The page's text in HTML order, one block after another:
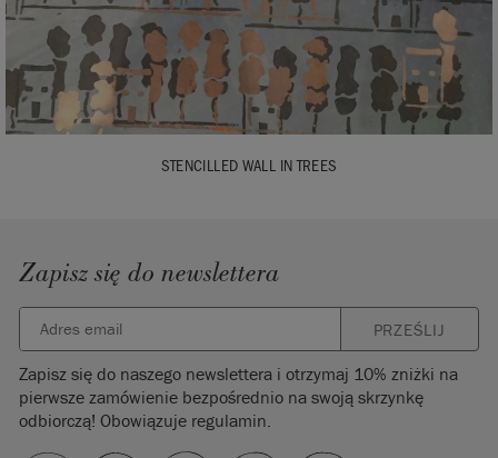
STENCILLED WALL IN TREES
Zapisz się do newslettera
PRZEŚLIJ
Zapisz się do naszego newslettera i otrzymaj 10% zniżki na
pierwsze zamówienie bezpośrednio na swoją skrzynkę
odbiorczą! Obowiązuje regulamin.